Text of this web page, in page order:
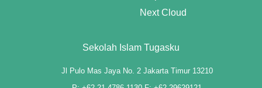
Next Cloud
Sekolah Islam Tugasku
Jl Pulo Mas Jaya No. 2 Jakarta Timur 13210